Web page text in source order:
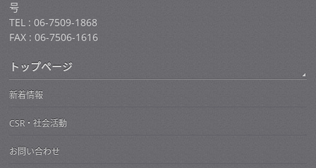
号
TEL : 06-7509-1868
FAX : 06-7506-1616
トップページ
新着情報
CSR・社会活動
お問い合わせ